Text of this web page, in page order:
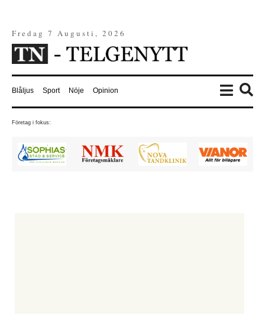
Fredag 7 Augusti, 2026
Blåljus Sport Nöje Opinion
Företag i fokus: